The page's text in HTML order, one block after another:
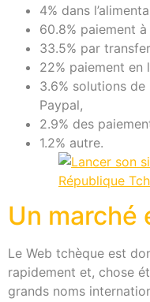
4% dans
60.8% paiement
33.5% par
22% paiement en
3.6% solutions
Paypal,
2.9% des
1.2% autre.
Un
Le Web tchèque est
rapidement et, chose
grands noms